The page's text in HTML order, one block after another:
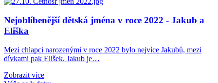
Nejoblíbenější dětská jména v roce 2022 - Jakub a
Eliška
Mezi chlapci narozenými v roce 2022 bylo nejvíce Jakubů, mezi
dívkami pak Elišek. Jakub je…
Zobrazit více